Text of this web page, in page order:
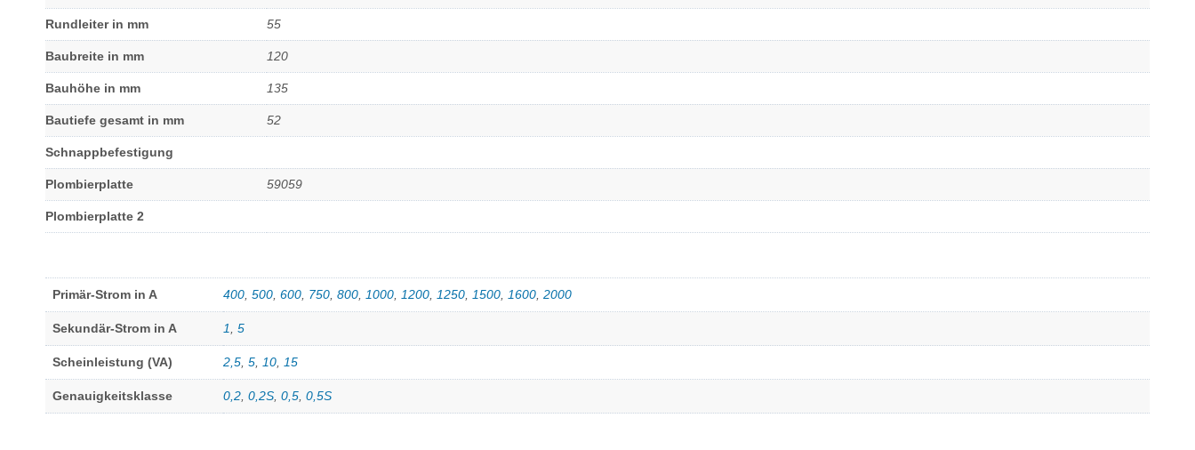
Rundleiter in mm 55
Baubreite in mm 120
Bauhöhe in mm 135
Bautiefe gesamt in mm 52
Schnappbefestigung
Plombierplatte 59059
Plombierplatte 2
Primär-Strom in A 400, 500, 600, 750, 800, 1000, 1200, 1250, 1500, 1600, 2000
Sekundär-Strom in A 1, 5
Scheinleistung (VA) 2,5, 5, 10, 15
Genauigkeitsklasse 0,2, 0,2S, 0,5, 0,5S